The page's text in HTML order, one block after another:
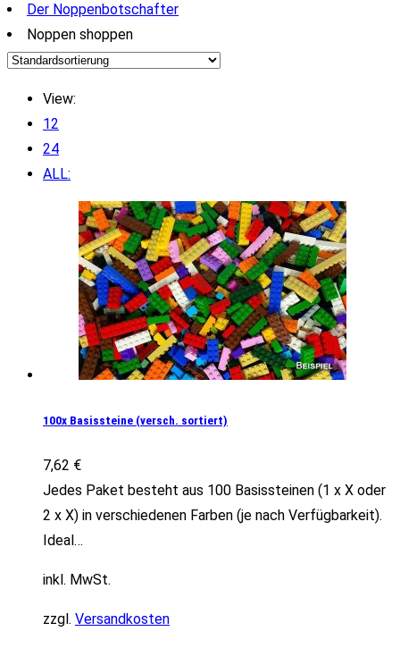
Der Noppenbotschafter
Noppen shoppen
View:
12
24
ALL:
100x Basissteine (versch. sortiert)
7,62 €
Jedes Paket besteht aus 100 Basissteinen (1 x X oder
2 x X) in verschiedenen Farben (je nach Verfügbarkeit).
Ideal…
inkl. MwSt.
zzgl. Versandkosten